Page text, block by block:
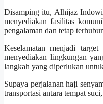
Disamping itu, Alhijaz
menyediakan fasilitas
pengalaman dan tetap
Keselamatan menjadi
menyediakan lingkungan
langkah yang diperlukan
Supaya perjalanan haji
transportasi antara tempat